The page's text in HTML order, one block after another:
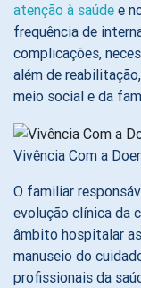
atenção à saúde e
frequência de
complicações,
além de
meio social e da
Vivência Com a
O familiar
evolução clínica da
âmbito hospitalar
manuseio do
profissionais da